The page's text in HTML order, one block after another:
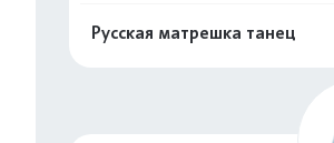
Русская матрешка танец